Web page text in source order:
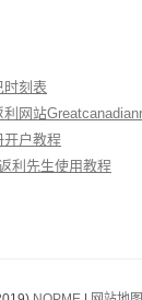
时刻表
网站
开户教程
利先生使用教程